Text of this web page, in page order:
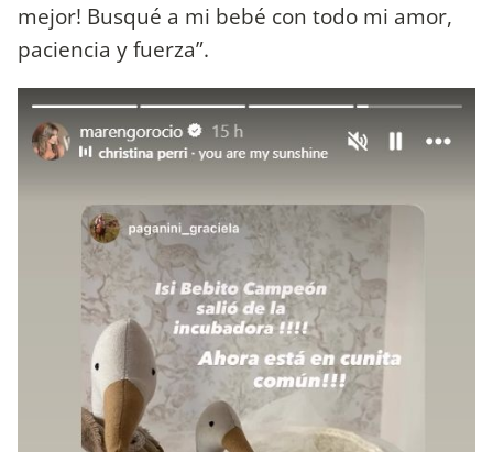
mejor! Busqué a mi bebé con todo mi amor,
paciencia y fuerza”.